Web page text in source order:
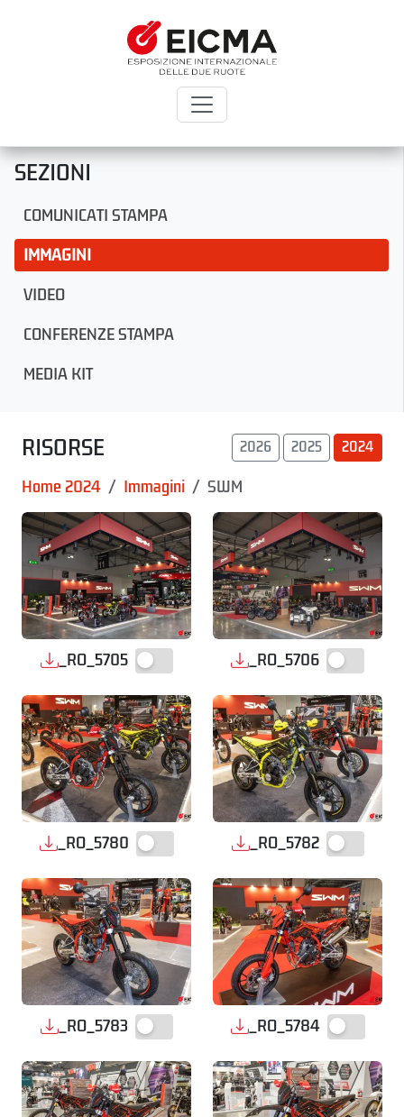
SEZIONI
COMUNICATI STAMPA
IMMAGINI
VIDEO
CONFERENZE STAMPA
MEDIA KIT
RISORSE 2026 2025 2024
Home 2024 Immagini SWM
_RO_5705 _RO_5706
_RO_5780 _RO_5782
_RO_5783 _RO_5784